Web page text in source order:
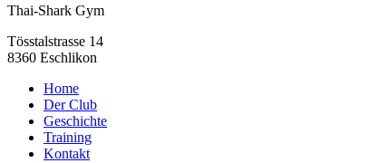
Thai-Shark Gym
Tösstalstrasse 14
8360 Eschlikon
Home
Der Club
Geschichte
Training
Kontakt